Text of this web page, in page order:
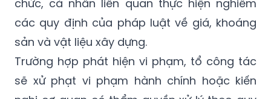
sản và vật liệu xây dựng.
Trường hợp phát hiện vi phạm, tổ công tác
sẽ xử phạt vi phạm hành chính hoặc kiến
nghị cơ quan có thẩm quyền xử lý theo quy
định.